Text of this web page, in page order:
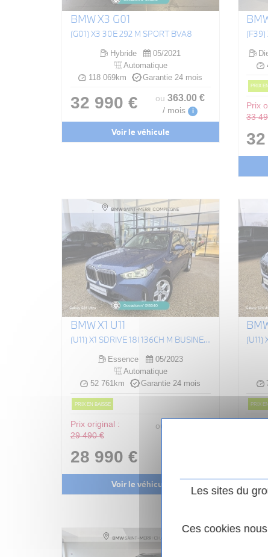
BMW X3 G01
(G01) X3 30E 292 M SPORT BVA8
Hybride
05/2021
Automatique
118 069km
Garantie 24 mois
32 990 € ou363.00 €
/ mois i
Voir le véhicule
PRIX
Prix
33
BMW X1 U11
(U11) X1 SDRIVE 18I 136CH M BUSINESS DESIGN DKG7
Essence
05/2023
Automatique
52 761km
Garantie 24 mois
PRIX EN BAISSE
Prix original :
29 490 €
28 990 €
ou
Voir le véhicule
PRIX
Les sites du
Ces cookies